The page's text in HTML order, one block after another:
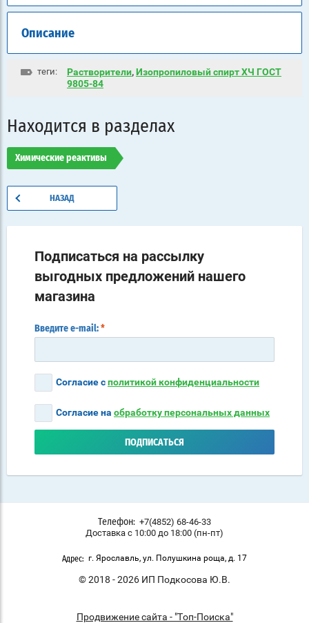
Описание
теги: Растворители,Изопропиловый спирт ХЧ ГОСТ
9805-84
Находится в разделах
Химические реактивы
НАЗАД
Подписаться на рассылку
выгодных предложений нашего
магазина
Введите e-mail: *
Согласие сполитикой конфиденциальности
Согласие на обработку персональных данных
ПОДПИСАТЬСЯ
Телефон: +7(4852) 68-46-33
Доставка с 10:00 до 18:00 (пн-пт)
Адрес: г. Ярославль, ул. Полушкина роща, д. 17
© 2018 - 2026 ИП Подкосова Ю.В.
Продвижение сайта - "Топ-Поиска"